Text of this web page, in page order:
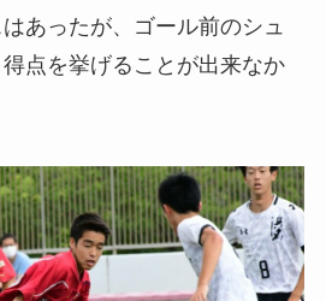
あったが、ゴール前のシュ
点を挙げることが出来なか